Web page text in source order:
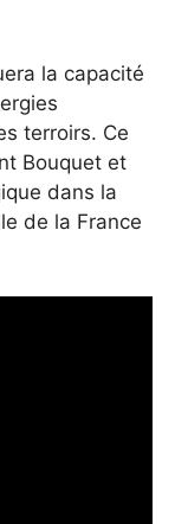
la capacité
terroirs. Ce
Bouquet et
dans la
de la France